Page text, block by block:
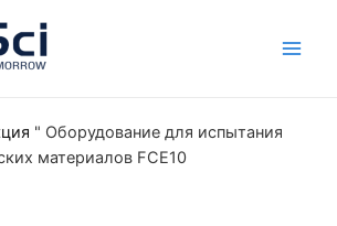
" Оборудование для испытания
материалов FCE10